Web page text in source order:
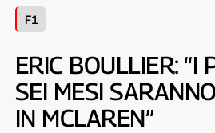
F1
ERIC BOULLIER: “I
SEI MESI
IN MCLAREN”